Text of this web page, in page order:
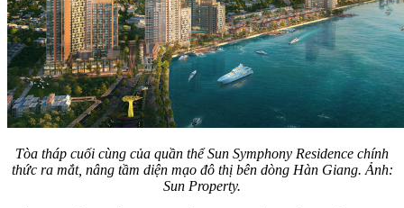
Tòa tháp cuối cùng của quần thể Sun Symphony Residence chính
thức ra mắt, nâng tầm diện mạo đô thị bên dòng Hàn Giang. Ảnh:
Sun Property.